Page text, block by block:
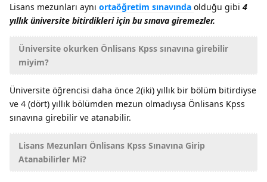
Lisans mezunları aynı ortaöğretim sınavında olduğu gibi 4
yıllık üniversite bitirdikleri için bu sınava giremezler.
Üniversite okurken Önlisans Kpss sınavına girebilir
miyim?
Üniversite öğrencisi daha önce 2(iki) yıllık bir bölüm bitirdiyse
ve 4 (dört) yıllık bölümden mezun olmadıysa Önlisans Kpss
sınavına girebilir ve atanabilir.
Lisans Mezunları Önlisans Kpss Sınavına Girip
Atanabilirler Mi?